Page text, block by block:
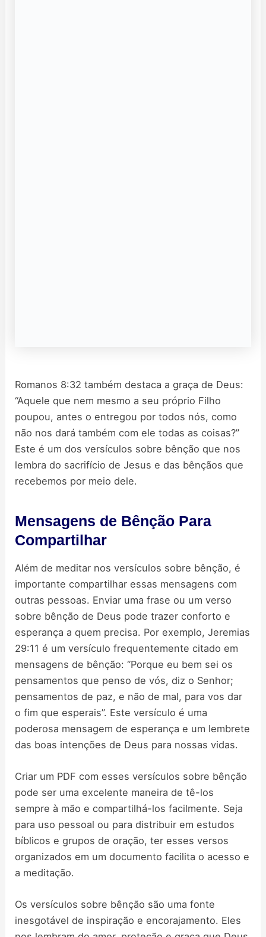
Romanos 8:32 também destaca a graça de Deus:
“Aquele que nem mesmo a seu próprio Filho
poupou, antes o entregou por todos nós, como
não nos dará também com ele todas as coisas?”
Este é um dos versículos sobre bênção que nos
lembra do sacrifício de Jesus e das bênçãos que
recebemos por meio dele.
Mensagens de Bênção Para
Compartilhar
Além de meditar nos versículos sobre bênção, é
importante compartilhar essas mensagens com
outras pessoas. Enviar uma frase ou um verso
sobre bênção de Deus pode trazer conforto e
esperança a quem precisa. Por exemplo, Jeremias
29:11 é um versículo frequentemente citado em
mensagens de bênção: “Porque eu bem sei os
pensamentos que penso de vós, diz o Senhor;
pensamentos de paz, e não de mal, para vos dar
o fim que esperais”. Este versículo é uma
poderosa mensagem de esperança e um lembrete
das boas intenções de Deus para nossas vidas.
Criar um PDF com esses versículos sobre bênção
pode ser uma excelente maneira de tê-los
sempre à mão e compartilhá-los facilmente. Seja
para uso pessoal ou para distribuir em estudos
bíblicos e grupos de oração, ter esses versos
organizados em um documento facilita o acesso e
a meditação.
Os versículos sobre bênção são uma fonte
inesgotável de inspiração e encorajamento. Eles